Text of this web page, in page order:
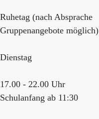
Ruhetag (nach Absprache
Gruppenangebote möglich)
Dienstag
17.00 - 22.00 Uhr
Schulanfang ab 11:30